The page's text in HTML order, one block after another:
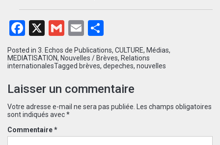
Facebook
X Gmail
Email
Posted in 3. Echos de Publications, CULTURE, Médias,
MEDIATISATION, Nouvelles / Brèves, Relations
internationalesTagged brèves, depeches, nouvelles
Laisser un commentaire
Votre adresse e-mail ne sera pas publiée.
Les champs obligatoires
sont indiqués avec*
Commentaire*